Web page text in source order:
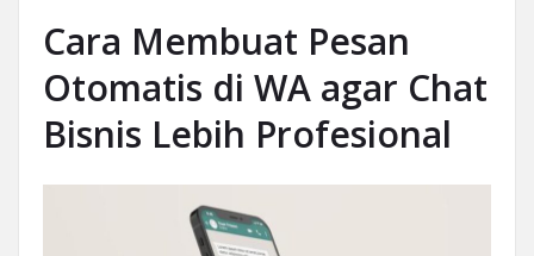
Cara Membuat Pesan
Otomatis di WA agar Chat
Bisnis Lebih Profesional